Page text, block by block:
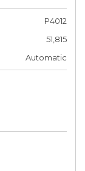
P4012
51,815
Automatic